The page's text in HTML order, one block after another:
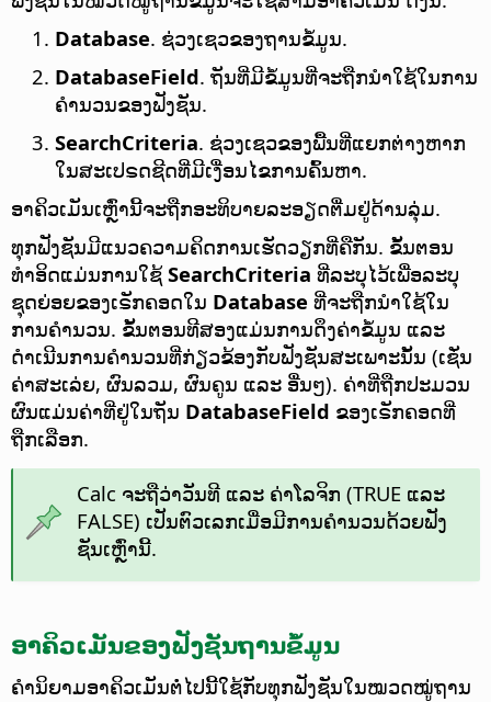
Database. ຊ່ວງເຊວຂອງຖານຂໍ້ມູນ.
DatabaseField. ຖັນທີ່ມີຂໍ້ມູນທີ່ຈະຖືກນຳໃຊ້ໃນການ
ຄຳນວນຂອງຟັງຊັນ.
SearchCriteria. ຊ່ວງເຊວຂອງພື້ນທີ່ແຍກຕ່າງຫາກ
ໃນສະເປຣດຊີດທີ່ມີເງື່ອນໄຂການຄົ້ນຫາ.
ອາຄິວເມັນເຫຼົ່ານີ້ຈະຖືກອະທິບາຍລະອຽດຕື່ມຢູ່ດ້ານລຸ່ມ.
ທຸກຟັງຊັນມີແນວຄວາມຄິດການເຮັດວຽກທີ່ຄືກັນ. ຂັ້ນຕອນ
ທຳອິດແມ່ນການໃຊ້SearchCriteria ທີ່ລະບຸໄວ້ເພື່ອລະບຸ
ຊຸດຍ່ອຍຂອງເຣັກຄອດໃນ Database ທີ່ຈະຖືກນຳໃຊ້ໃນ
ການຄຳນວນ. ຂັ້ນຕອນທີສອງແມ່ນການດຶງຄ່າຂໍ້ມູນ ແລະ
ດຳເນີນການຄຳນວນທີ່ກ່ຽວຂ້ອງກັບຟັງຊັນສະເພາະນັ້ນ (ເຊັ່ນ
ຄ່າສະເລ່ຍ, ຜົນລວມ, ຜົນຄູນ ແລະ ອື່ນໆ). ຄ່າທີ່ຖືກປະມວນ
ຜົນແມ່ນຄ່າທີ່ຢູ່ໃນຖັນ DatabaseField ຂອງເຣັກຄອດທີ່
ຖືກເລືອກ.
Calc ຈະຖືວ່າວັນທີ ແລະ ຄ່າໂລຈິກ (TRUE ແລະ
FALSE) ເປັນຕົວເລກເມື່ອມີການຄຳນວນດ້ວຍຟັງ
ຊັນເຫຼົ່ານີ້.
ອາຄິວເມັນຂອງຟັງຊັນຖານຂໍ້ມູນ
ຄຳນິຍາມອາຄິວເມັນຕໍ່ໄປນີ້ໃຊ້ກັບທຸກຟັງຊັນໃນໝວດໝູ່ຖານ